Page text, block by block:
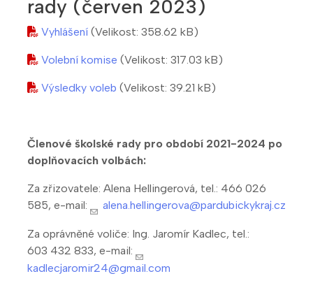
rady (červen 2023)
Vyhlášení (Velikost: 358.62 kB)
Volební komise (Velikost: 317.03 kB)
Výsledky voleb (Velikost: 39.21 kB)
Členové školské rady pro období 2021-2024 po
doplňovacích volbách:
Za zřizovatele: Alena Hellingerová, tel.: 466 026
585, e-mail:
alena.hellingerova@pardubickykraj.cz
Za oprávněné voliče: Ing. Jaromír Kadlec, tel.:
603 432 833, e-mail:
kadlecjaromir24@gmail.com